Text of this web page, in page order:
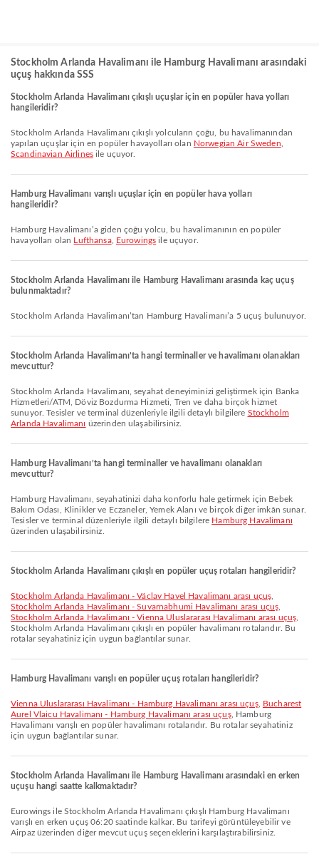
Stockholm Arlanda Havalimanı ile Hamburg Havalimanı arasındaki
uçuş hakkında SSS
Stockholm Arlanda Havalimanı çıkışlı uçuşlar için en popüler hava yolları
hangileridir?
Stockholm Arlanda Havalimanı çıkışlı yolcuların çoğu, bu havalimanından
yapılan uçuşlar için en popüler havayolları olan Norwegian Air Sweden
Scandinavian Airlinesile uçuyor.
Hamburg Havalimanı varışlı uçuşlar için en popüler hava yolları
hangileridir?
Hamburg Havalimanı’a giden çoğu yolcu, bu havalimanının en popüler
havayolları olan Lufthansa, Eurowings ile uçuyor.
Stockholm Arlanda Havalimanı ile Hamburg Havalimanı arasında kaç uçuş
bulunmaktadır?
Stockholm Arlanda Havalimanı’tan Hamburg Havalimanı’a 5 uçuş bulunuyor.
Stockholm Arlanda Havalimanı’ta hangi terminaller ve havalimanı olanakları
mevcuttur?
Stockholm Arlanda Havalimanı, seyahat deneyiminizi geliştirmek için Banka
Hizmetleri/ATM, Döviz Bozdurma Hizmeti, Tren ve daha birçok hizmet
sunuyor. Tesisler ve terminal düzenleriyle ilgili detaylı bilgilere Stockholm
Arlanda Havalimanı üzerinden ulaşabilirsiniz.
Hamburg Havalimanı’ta hangi terminaller ve havalimanı olanakları
mevcuttur?
Hamburg Havalimanı, seyahatinizi daha konforlu hale getirmek için Bebek
Bakım Odası, Klinikler ve Eczaneler, Yemek Alanı ve birçok diğer imkân sunar.
Tesisler ve terminal düzenleriyle ilgili detaylı bilgilere Hamburg Havalimanı
üzerinden ulaşabilirsiniz.
Stockholm Arlanda Havalimanı çıkışlı en popüler uçuş rotaları hangileridir?
Stockholm Arlanda Havalimanı - Václav Havel Havalimanı arası uçuş
Stockholm Arlanda Havalimanı - Suvarnabhumi Havalimanı arası uçuş
Stockholm Arlanda Havalimanı - Vienna Uluslararası Havalimanı arası uçuş
Stockholm Arlanda Havalimanı çıkışlı en popüler havalimanı rotalarıdır. Bu
rotalar seyahatiniz için uygun bağlantılar sunar.
Hamburg Havalimanı varışlı en popüler uçuş rotaları hangileridir?
Vienna Uluslararası Havalimanı - Hamburg Havalimanı arası uçuş, Bucharest
Aurel Vlaicu Havalimanı - Hamburg Havalimanı arası uçuş, Hamburg
Havalimanı varışlı en popüler havalimanı rotalarıdır. Bu rotalar seyahatiniz
için uygun bağlantılar sunar.
Stockholm Arlanda Havalimanı ile Hamburg Havalimanı arasındaki en erken
uçuşu hangi saatte kalkmaktadır?
Eurowings ile Stockholm Arlanda Havalimanı çıkışlı Hamburg Havalimanı
varışlı en erken uçuş 06:20 saatinde kalkar. Bu tarifeyi görüntüleyebilir ve
Airpaz üzerinden diğer mevcut uçuş seçeneklerini karşılaştırabilirsiniz.